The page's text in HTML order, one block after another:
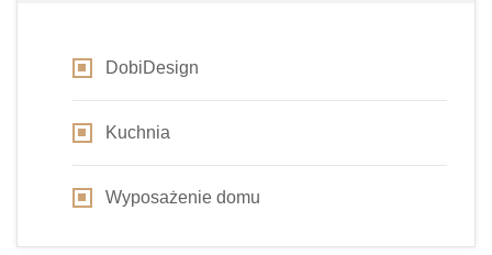
DobiDesign
Kuchnia
Wyposażenie domu